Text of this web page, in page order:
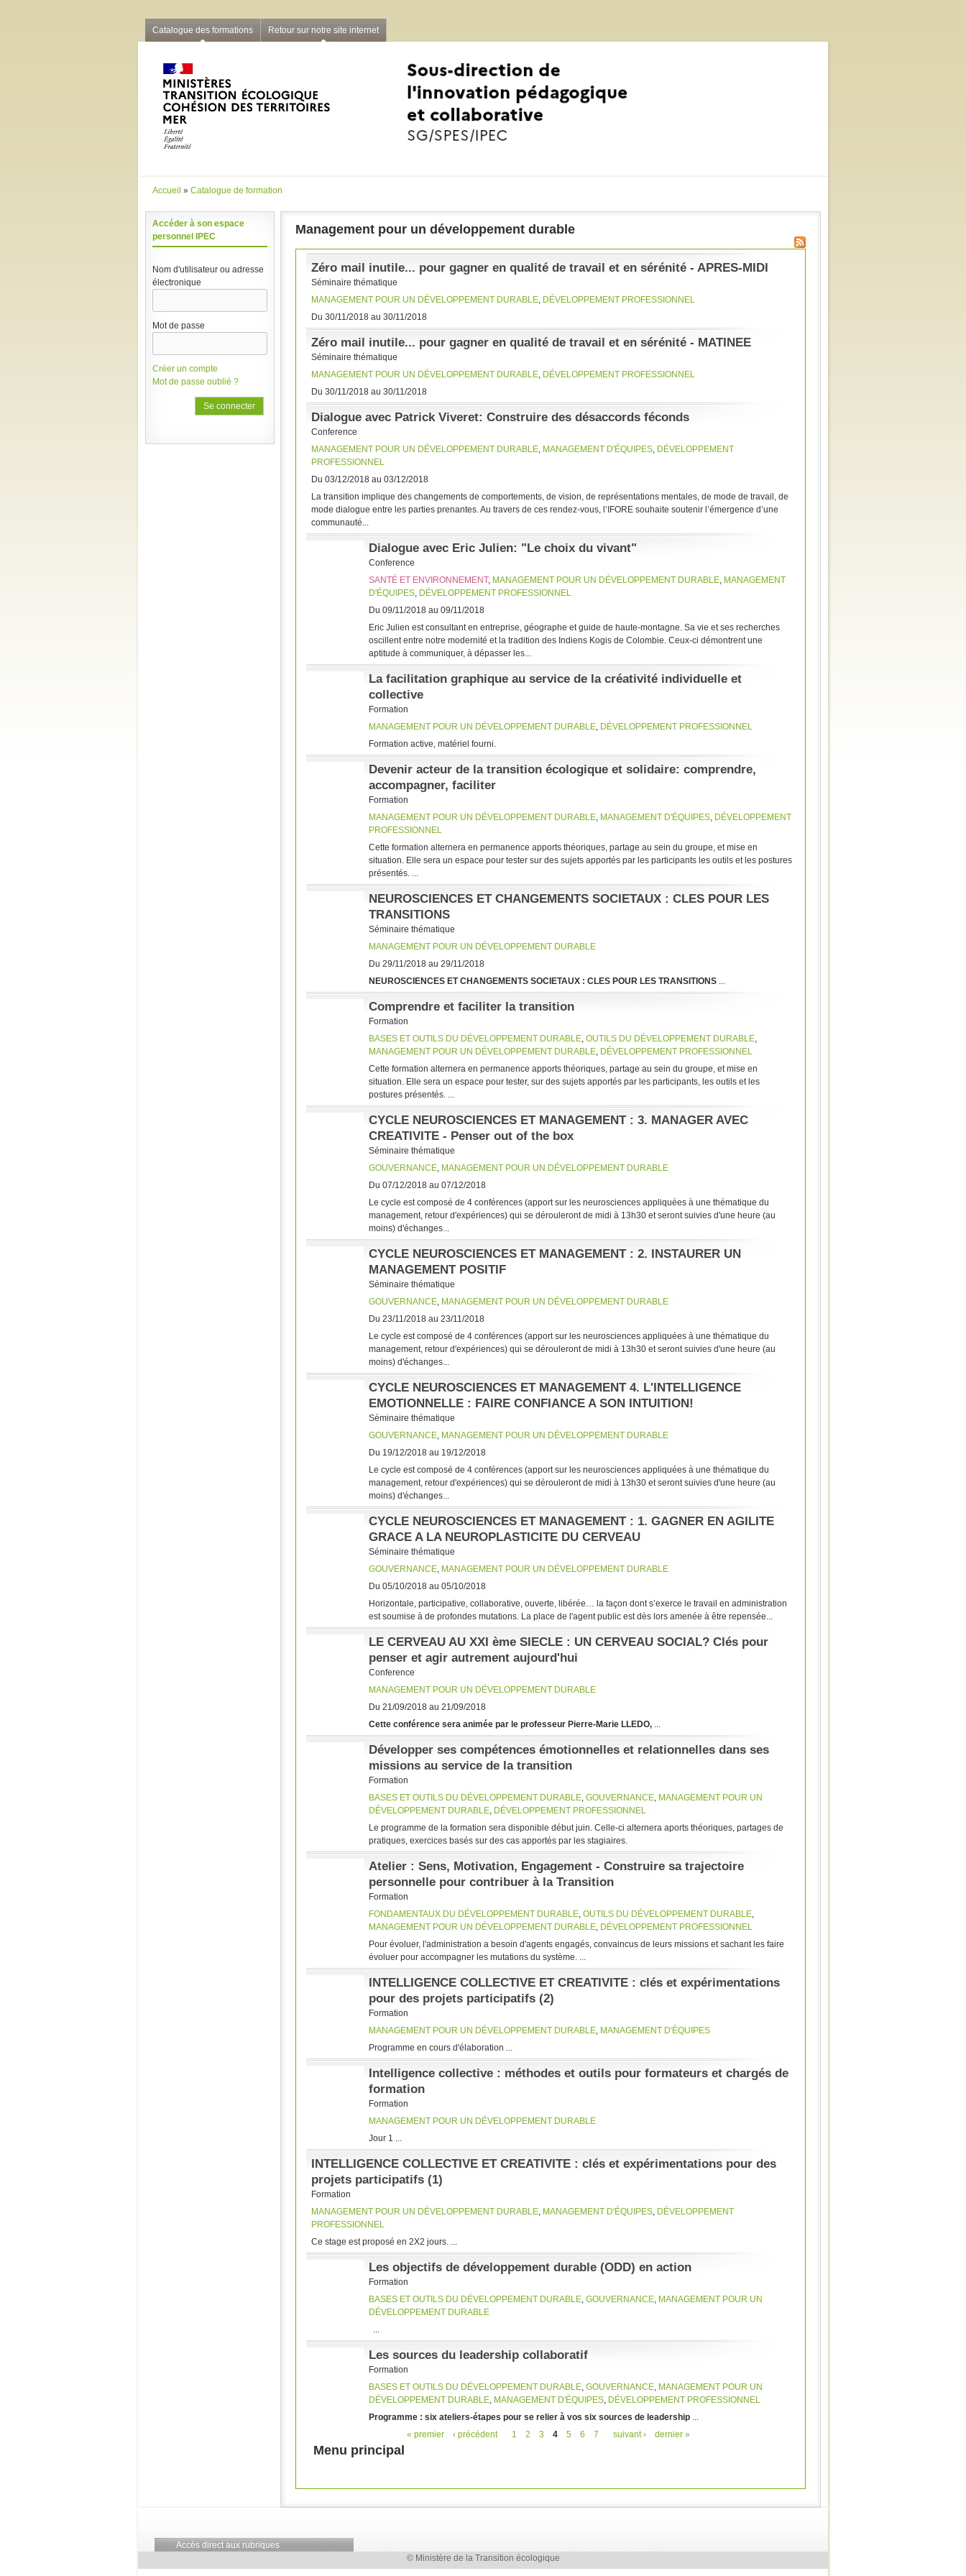
Catalogue des formations Retour sur notre site internet
Vous êtes ici
Accueil » Catalogue de formation
Accéder à son espace
personnel IPEC
Nom d'utilisateur ou adresse
électronique
Mot de passe
Créer un compte
Mot de passe oublié ?
Management pour un développement durable
Zéro mail inutile... pour gagner en qualité de travail et en sérénité - APRES-MIDI
Séminaire thématique
MANAGEMENT POUR UN DÉVELOPPEMENT DURABLE, DÉVELOPPEMENT PROFESSIONNEL
Du 30/11/2018 au 30/11/2018
Zéro mail inutile... pour gagner en qualité de travail et en sérénité - MATINEE
Séminaire thématique
MANAGEMENT POUR UN DÉVELOPPEMENT DURABLE, DÉVELOPPEMENT PROFESSIONNEL
Du 30/11/2018 au 30/11/2018
Dialogue avec Patrick Viveret: Construire des désaccords féconds
Conference
MANAGEMENT POUR UN DÉVELOPPEMENT DURABLE, MANAGEMENT D'ÉQUIPES, DÉVELOPPEMENT
PROFESSIONNEL
Du 03/12/2018 au 03/12/2018
La transition implique des changements de comportements, de vision, de représentations mentales, de mode de travail, de
mode dialogue entre les parties prenantes. Au travers de ces rendez-vous, l’IFORE souhaite soutenir l’émergence d’une
communauté...
Dialogue avec Eric Julien: "Le choix du vivant"
Conference
SANTÉ ET ENVIRONNEMENT, MANAGEMENT POUR UN DÉVELOPPEMENT DURABLE, MANAGEMENT
D'ÉQUIPES, DÉVELOPPEMENT PROFESSIONNEL
Du 09/11/2018 au 09/11/2018
Eric Julien est consultant en entreprise, géographe et guide de haute-montagne. Sa vie et ses recherches
oscillent entre notre modernité et la tradition des Indiens Kogis de Colombie. Ceux-ci démontrent une
aptitude à communiquer, à dépasser les...
La facilitation graphique au service de la créativité individuelle et
collective
Formation
MANAGEMENT POUR UN DÉVELOPPEMENT DURABLE, DÉVELOPPEMENT PROFESSIONNEL
Formation active, matériel fourni.
Devenir acteur de la transition écologique et solidaire: comprendre,
accompagner, faciliter
Formation
MANAGEMENT POUR UN DÉVELOPPEMENT DURABLE, MANAGEMENT D'ÉQUIPES, DÉVELOPPEMENT
PROFESSIONNEL
Cette formation alternera en permanence apports théoriques, partage au sein du groupe, et mise en
situation. Elle sera un espace pour tester sur des sujets apportés par les participants les outils et les postures
présentés. ...
NEUROSCIENCES ET CHANGEMENTS SOCIETAUX : CLES POUR LES
TRANSITIONS
Séminaire thématique
MANAGEMENT POUR UN DÉVELOPPEMENT DURABLE
Du 29/11/2018 au 29/11/2018
NEUROSCIENCES ET CHANGEMENTS SOCIETAUX : CLES POUR LES TRANSITIONS...
Comprendre et faciliter la transition
Formation
BASES ET OUTILS DU DÉVELOPPEMENT DURABLE, OUTILS DU DÉVELOPPEMENT DURABLE,
MANAGEMENT POUR UN DÉVELOPPEMENT DURABLE, DÉVELOPPEMENT PROFESSIONNEL
Cette formation alternera en permanence apports théoriques, partage au sein du groupe, et mise en
situation. Elle sera un espace pour tester, sur des sujets apportés par les participants, les outils et les
postures présentés. ...
CYCLE NEUROSCIENCES ET MANAGEMENT : 3. MANAGER AVEC
CREATIVITE - Penser out of the box
Séminaire thématique
GOUVERNANCE, MANAGEMENT POUR UN DÉVELOPPEMENT DURABLE
Du 07/12/2018 au 07/12/2018
Le cycle est composé de 4 conférences (apport sur les neurosciences appliquées à une thématique du
management, retour d'expériences) qui se dérouleront de midi à 13h30 et seront suivies d'une heure (au
moins) d'échanges...
CYCLE NEUROSCIENCES ET MANAGEMENT : 2. INSTAURER UN
MANAGEMENT POSITIF
Séminaire thématique
GOUVERNANCE, MANAGEMENT POUR UN DÉVELOPPEMENT DURABLE
Du 23/11/2018 au 23/11/2018
Le cycle est composé de 4 conférences (apport sur les neurosciences appliquées à une thématique du
management, retour d'expériences) qui se dérouleront de midi à 13h30 et seront suivies d'une heure (au
moins) d'échanges...
CYCLE NEUROSCIENCES ET MANAGEMENT 4. L'INTELLIGENCE
EMOTIONNELLE : FAIRE CONFIANCE A SON INTUITION!
Séminaire thématique
GOUVERNANCE, MANAGEMENT POUR UN DÉVELOPPEMENT DURABLE
Du 19/12/2018 au 19/12/2018
Le cycle est composé de 4 conférences (apport sur les neurosciences appliquées à une thématique du
management, retour d'expériences) qui se dérouleront de midi à 13h30 et seront suivies d'une heure (au
moins) d'échanges...
CYCLE NEUROSCIENCES ET MANAGEMENT : 1. GAGNER EN AGILITE
GRACE A LA NEUROPLASTICITE DU CERVEAU
Séminaire thématique
GOUVERNANCE, MANAGEMENT POUR UN DÉVELOPPEMENT DURABLE
Du 05/10/2018 au 05/10/2018
Horizontale, participative, collaborative, ouverte, libérée… la façon dont s’exerce le travail en administration
est soumise à de profondes mutations. La place de l'agent public est dès lors amenée à être repensée...
LE CERVEAU AU XXI ème SIECLE : UN CERVEAU SOCIAL? Clés pour
penser et agir autrement aujourd'hui
Conference
MANAGEMENT POUR UN DÉVELOPPEMENT DURABLE
Du 21/09/2018 au 21/09/2018
Cette conférence sera animée par le professeur Pierre-Marie LLEDO, ...
Développer ses compétences émotionnelles et relationnelles dans ses
missions au service de la transition
Formation
BASES ET OUTILS DU DÉVELOPPEMENT DURABLE, GOUVERNANCE, MANAGEMENT POUR UN
DÉVELOPPEMENT DURABLE, DÉVELOPPEMENT PROFESSIONNEL
Le programme de la formation sera disponible début juin. Celle-ci alternera aports théoriques, partages de
pratiques, exercices basés sur des cas apportés par les stagiaires.
Atelier : Sens, Motivation, Engagement - Construire sa trajectoire
personnelle pour contribuer à la Transition
Formation
FONDAMENTAUX DU DÉVELOPPEMENT DURABLE, OUTILS DU DÉVELOPPEMENT DURABLE,
MANAGEMENT POUR UN DÉVELOPPEMENT DURABLE, DÉVELOPPEMENT PROFESSIONNEL
Pour évoluer, l'administration a besoin d'agents engagés, convaincus de leurs missions et sachant les faire
évoluer pour accompagner les mutations du système. ...
INTELLIGENCE COLLECTIVE ET CREATIVITE : clés et expérimentations
pour des projets participatifs (2)
Formation
MANAGEMENT POUR UN DÉVELOPPEMENT DURABLE, MANAGEMENT D'ÉQUIPES
Programme en cours d'élaboration ...
Intelligence collective : méthodes et outils pour formateurs et chargés de
formation
Formation
MANAGEMENT POUR UN DÉVELOPPEMENT DURABLE
Jour 1 ...
INTELLIGENCE COLLECTIVE ET CREATIVITE : clés et expérimentations pour des
projets participatifs (1)
Formation
MANAGEMENT POUR UN DÉVELOPPEMENT DURABLE, MANAGEMENT D'ÉQUIPES, DÉVELOPPEMENT
PROFESSIONNEL
Ce stage est proposé en 2X2 jours. ...
Les objectifs de développement durable (ODD) en action
Formation
BASES ET OUTILS DU DÉVELOPPEMENT DURABLE, GOUVERNANCE, MANAGEMENT POUR UN
DÉVELOPPEMENT DURABLE
...
Les sources du leadership collaboratif
Formation
BASES ET OUTILS DU DÉVELOPPEMENT DURABLE, GOUVERNANCE, MANAGEMENT POUR UN
DÉVELOPPEMENT DURABLE, MANAGEMENT D'ÉQUIPES, DÉVELOPPEMENT PROFESSIONNEL
Programme : six ateliers-étapes pour se relier à vos six sources de leadership...
« premier ‹ précédent 1 2 3 4 5 6 7 suivant › dernier »
Menu principal
Accès direct aux rubriques
© Ministère de la Transition écologique